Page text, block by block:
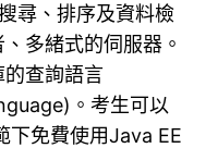
尋、排序及資料檢
多緒式的伺服器。
查詢語言
。考生可以
下免費使用Java EE